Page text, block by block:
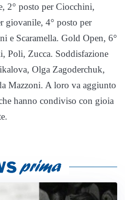
2° posto per Ciocchini,
giovanile, 4° posto per
e Scaramella. Gold Open, 6°
Poli, Zucca. Soddisfazione
Olga Zagoderchuk,
Mazzoni. A loro va aggiunto
hanno condiviso con gioia